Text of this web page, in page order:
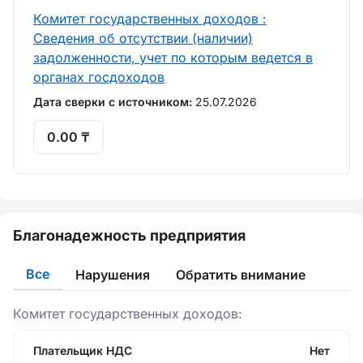
Комитет государственных доходов :
Сведения об отсутствии (наличии)
задолженности, учет по которым ведется в
органах госдоходов
Дата сверки с источником: 25.07.2026
0.00 ₸
Благонадежность предприятия
Все Нарушения Обратить внимание
Комитет государственных доходов:
Плательщик НДС Нет